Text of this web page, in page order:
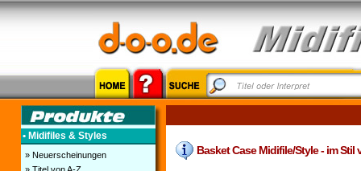
• Midifiles & Styles
» Neuerscheinungen
Basket Case Midifile/Style - im Stil